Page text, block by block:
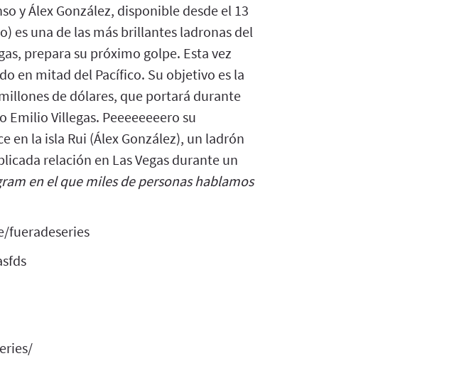
y Álex González, disponible desde el 13
es una de las más brillantes ladronas del
prepara su próximo golpe. Esta vez
en mitad del Pacífico. Su objetivo es la
de dólares, que portará durante
Villegas. Peeeeeeeero su
en la isla Rui (Álex González), un ladrón
relación en Las Vegas durante un
en el que miles de personas hablamos
fueradeseries